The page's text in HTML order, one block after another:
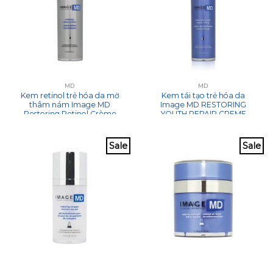
MD
Kem retinol trẻ hóa da mờ
thâm nám Image MD
Restoring Retinol Crème
MD
Kem tái tạo trẻ hóa da
Image MD RESTORING
YOUTH REPAIR CREME
Sale Sale